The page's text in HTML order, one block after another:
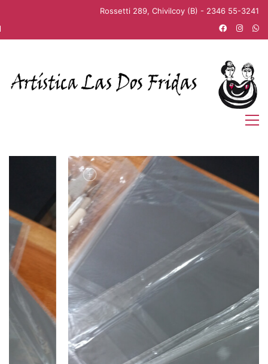
Rossetti 289, Chivilcoy (B) - 2346 55-3241